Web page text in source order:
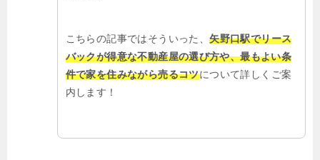
こちらの記事ではそういった、矢野口駅でリース
バックが得意な不動産屋の選び方や、最もよい条
件で家を住みながら売るコツについて詳しくご案
内します！